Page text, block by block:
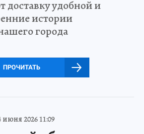
доставку удобной и
истории
города
ПРОЧИТАТЬ
июня 2026 11:09